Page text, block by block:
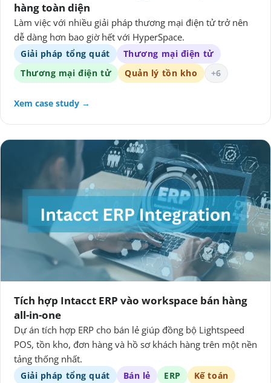
hàng toàn diện
Làm việc với nhiều giải pháp thương mại điện tử trở nên
dễ dàng hơn bao giờ hết với HyperSpace.
Giải pháp tổng quát
Thương mại điện tử
Thương mại điện tử
Quản lý tồn kho +6
Xem case study →
Tích hợp Intacct ERP vào workspace bán hàng
all-in-one
Dự án tích hợp ERP cho bán lẻ giúp đồng bộ Lightspeed
POS, tồn kho, đơn hàng và hồ sơ khách hàng trên một nền
tảng thống nhất.
Giải pháp tổng quát Bán lẻ ERP
Kế toán